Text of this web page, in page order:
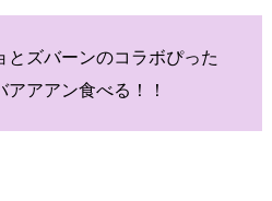
とズバーンのコラボぴった
アアアン食べる！！